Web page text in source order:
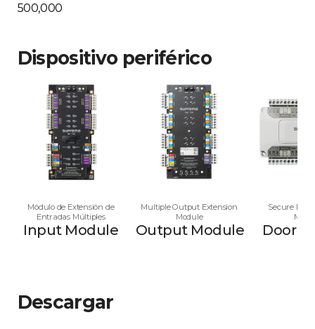
500,000
Dispositivo periférico
Módulo de Extensión de
Entradas Múltiples
Input Module
Multiple Output Extension
Module
Output Module
Secure
Door
Descargar